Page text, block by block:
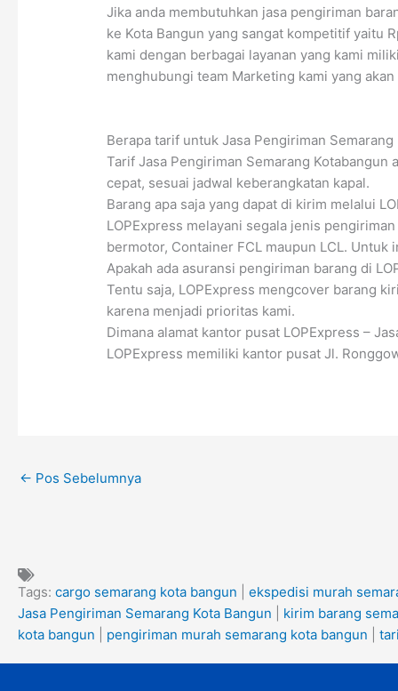
Jika anda membutuhkan jasa pengiriman
ke Kota Bangun yang sangat kompetitif yaitu
kami dengan berbagai layanan yang kami
menghubungi team Marketing kami yang
Berapa tarif untuk Jasa Pengiriman Semarang
Tarif Jasa Pengiriman Semarang
cepat, sesuai jadwal keberangkatan kapal.
Barang apa saja yang dapat di kirim melalui
LOPExpress melayani segala jenis
bermotor, Container FCL maupun LCL.
Apakah ada asuransi pengiriman barang di
Tentu saja, LOPExpress mengcover barang
karena menjadi prioritas kami.
Dimana alamat kantor pusat LOPExpress –
LOPExpress memiliki kantor pusat Jl.
← Pos Sebelumnya
Tags: cargo semarang kota bangun
ekspedisi murah
Jasa Pengiriman Semarang Kota Bangun
kirim barang
kota bangun
pengiriman murah semarang kota bangun